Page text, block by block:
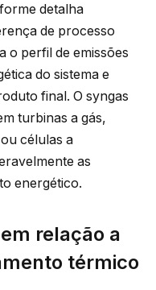
detalha
de processo
o perfil de emissões
do sistema e
final. O syngas
turbinas a gás,
células a
as
energético.
relação a
térmico